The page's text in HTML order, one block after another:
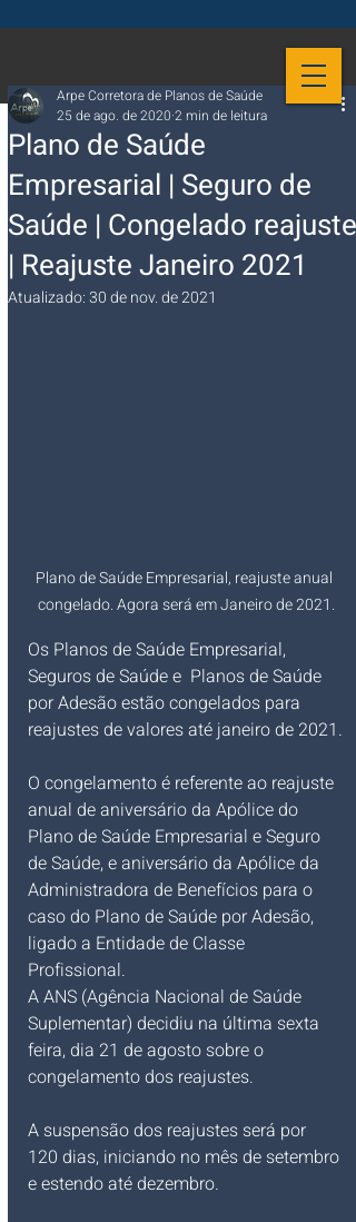
Plano de Saúde
Empresarial | Seguro de
Saúde | Congelado reajuste
| Reajuste Janeiro 2021
Arpe Corretora de Planos de Saúde
25 de ago. de 2020 2 min de leitura
Atualizado:30 de nov. de 2021
Plano de Saúde Empresarial, reajuste anual
congelado. Agora será em Janeiro de 2021.
Os Planos de Saúde Empresarial,
Seguros de Saúde e  Planos de Saúde
por Adesão estão congelados para
reajustes de valores até janeiro de 2021.
O congelamento é referente ao reajuste
anual de aniversário da Apólice do
Plano de Saúde Empresarial e Seguro
de Saúde, e aniversário da Apólice da
Administradora de Benefícios para o
caso do Plano de Saúde por Adesão,
ligado a Entidade de Classe
Profissional.
A ANS (Agência Nacional de Saúde
Suplementar) decidiu na última sexta
feira, dia 21 de agosto sobre o
congelamento dos reajustes.
A suspensão dos reajustes será por
120 dias, iniciando no mês de setembro
e estendo até dezembro.